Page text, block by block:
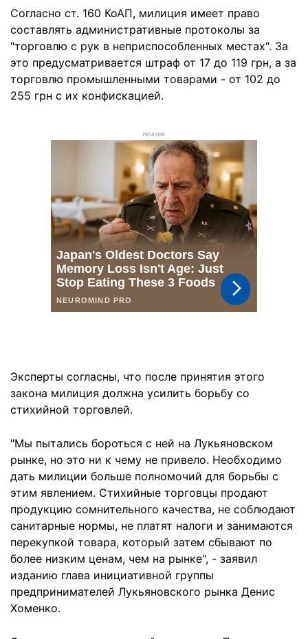
Согласно ст. 160 КоАП, милиция имеет право
составлять административные протоколы за
"торговлю с рук в неприспособленных местах". За
это предусматривается штраф от 17 до 119 грн, а за
торговлю промышленными товарами - от 102 до
255 грн с их конфискацией.
РЕКЛАМА
Эксперты согласны, что после принятия этого
закона милиция должна усилить борьбу со
стихийной торговлей.
"Мы пытались бороться с ней на Лукьяновском
рынке, но это ни к чему не привело. Необходимо
дать милиции больше полномочий для борьбы с
этим явлением. Стихийные торговцы продают
продукцию сомнительного качества, не соблюдают
санитарные нормы, не платят налоги и занимаются
перекупкой товара, который затем сбывают по
более низким ценам, чем на рынке", - заявил
изданию глава инициативной группы
предпринимателей Лукьяновского рынка Денис
Хоменко.